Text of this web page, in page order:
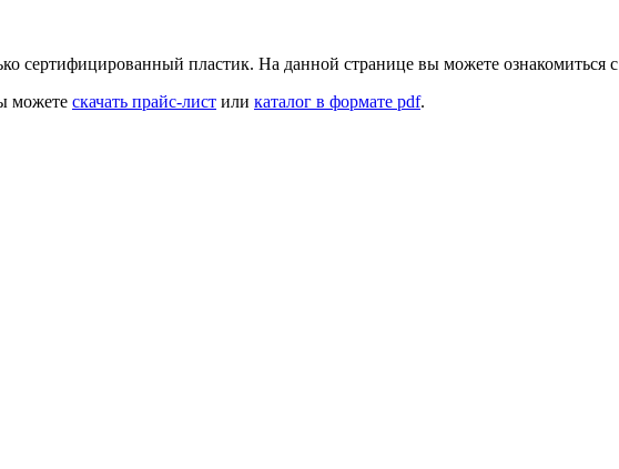
сертифицированный пластик. На данной странице вы можете ознакомиться с
можете скачать прайс-лист или каталог в формате pdf.